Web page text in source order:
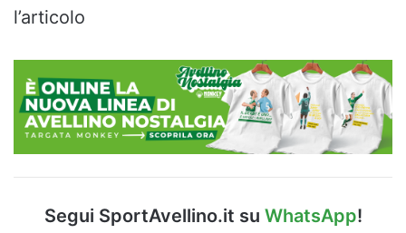
l’articolo
Segui SportAvellino.it su WhatsApp!